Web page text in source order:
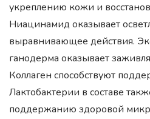
укреплению кожи и
Ниацинамид оказывает
выравнивающее действия.
ганодерма оказывает
Коллаген способствуют
Лактобактерии в составе
поддержанию здоровой